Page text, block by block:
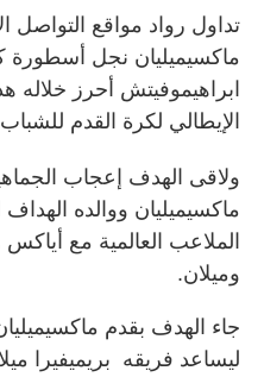
تداول رواد مواقع التواصل
ماكسيميليان نجل أسطورة
ابراهيموفيتش أحرز خلاله
الإيطالي لكرة القدم
ولاقى الهدف إعجاب
ماكسيميليان ووالده
الملاعب العالمية مع
وميلان.
جاء الهدف بقدم
ليساعد فريقه بريميفيرا